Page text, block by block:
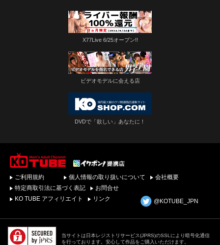
X77Live 6/25オープン!!
ビデオモデルに会える店
DVDで「欲しい」あなたに！
単ダウンロード！ゲイ
動画配信サイトKO
TUBEトップページへ
ご利用規約 個人情報の取り扱いについて
会社概要
特定商取引法に基づく表記
お問合せ
KO TUBE アフィリエイト
リンク @KOTUBE_JPN
当サイトは日本レジストリサービス(JPRS)のSSLにより暗号化通信
を行っております。安心して作品をご購入いただけます。